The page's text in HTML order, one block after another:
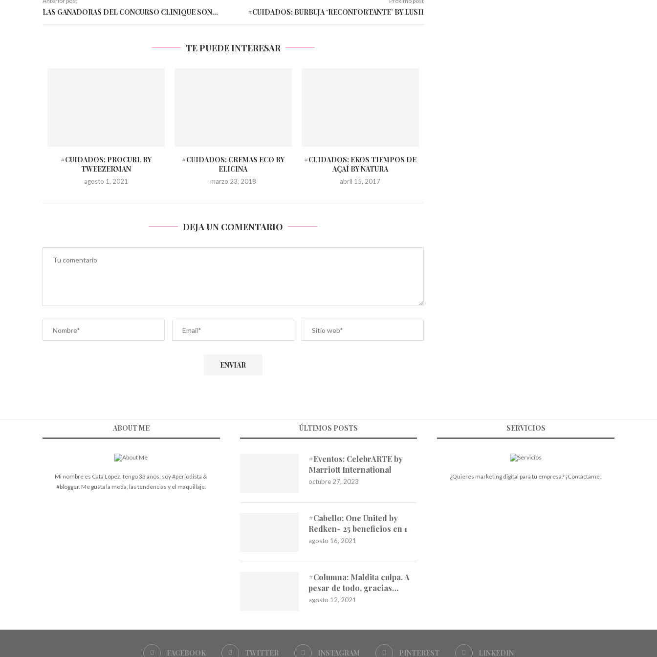
LAS GANADORAS DEL CONCURSO CLINIQUE SON… #CUIDADOS: BURBUJA ‘RECONFORTANTE’ BY LUSH
TE PUEDE INTERESAR
#CUIDADOS: PROCURL BY
TWEEZERMAN
agosto 1, 2021
#CUIDADOS: CREMAS ECO BY
ELICINA
marzo 23, 2018
#CUIDADOS: EKOS TIEMPOS DE
AÇAÍ BY NATURA
abril 15, 2017
DEJA UN COMENTARIO
ABOUT ME
Mi nombre es Cata López, tengo 33 años, soy #periodista &
#blogger. Me gusta la moda, las tendencias y el maquillaje.
ÚLTIMOS POSTS
#Eventos: CelebrARTE by
Marriott International
octubre 27, 2023
#Cabello: One United by
Redken- 25 beneficios en 1
agosto 16, 2021
#Columna: Maldita culpa. A
pesar de todo, gracias…
agosto 12, 2021
SERVICIOS
¿Quieres marketing digital para tu empresa? ¡Contáctame!
FACEBOOK TWITTER INSTAGRAM PINTEREST LINKEDIN